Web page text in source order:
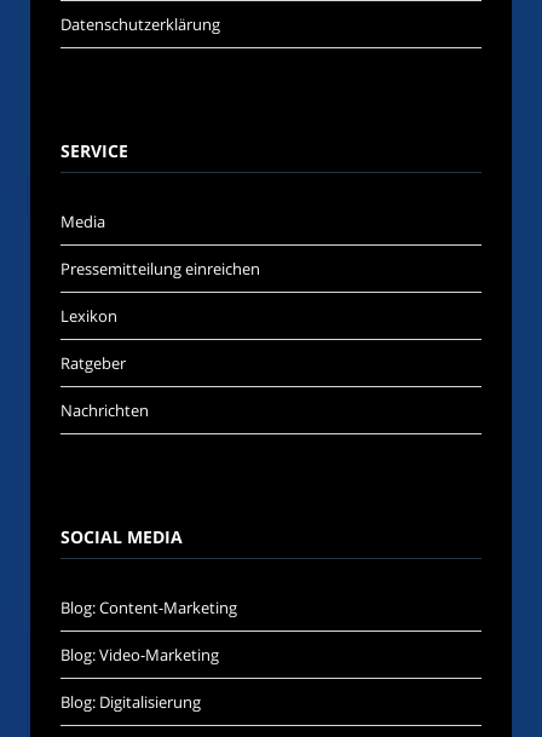
Datenschutzerklärung
SERVICE
Media
Pressemitteilung einreichen
Lexikon
Ratgeber
Nachrichten
SOCIAL MEDIA
Blog: Content-Marketing
Blog: Video-Marketing
Blog: Digitalisierung